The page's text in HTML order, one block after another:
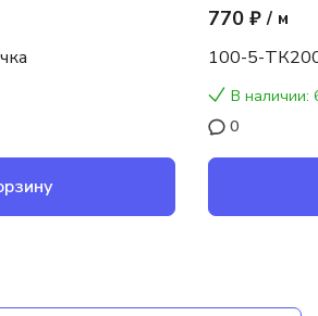
770 ₽ / м
100-5-
В наличии:
0